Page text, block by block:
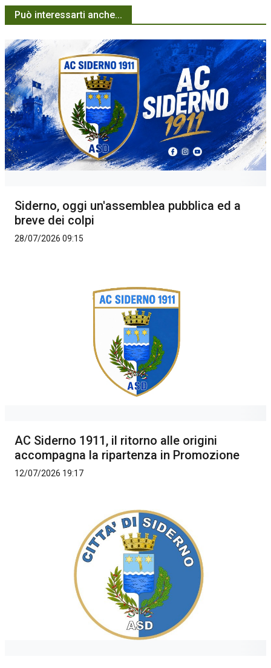
Può interessarti anche...
Siderno, oggi un'assemblea pubblica ed a
breve dei colpi
28/07/2026 09:15
AC Siderno 1911, il ritorno alle origini
accompagna la ripartenza in Promozione
12/07/2026 19:17